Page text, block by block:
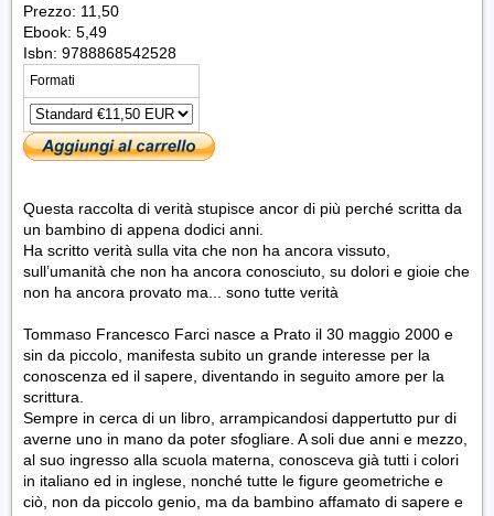
Prezzo: 11,50
Ebook: 5,49
Isbn: 9788868542528
Formati
Questa raccolta di verità stupisce ancor di più perché scritta da
un bambino di appena dodici anni.
Ha scritto verità sulla vita che non ha ancora vissuto,
sull’umanità che non ha ancora conosciuto, su dolori e gioie che
non ha ancora provato ma... sono tutte verità
Tommaso Francesco Farci nasce a Prato il 30 maggio 2000 e
sin da piccolo, manifesta subito un grande interesse per la
conoscenza ed il sapere, diventando in seguito amore per la
scrittura.
Sempre in cerca di un libro, arrampicandosi dappertutto pur di
averne uno in mano da poter sfogliare. A soli due anni e mezzo,
al suo ingresso alla scuola materna, conosceva già tutti i colori
in italiano ed in inglese, nonché tutte le figure geometriche e
ciò, non da piccolo genio, ma da bambino affamato di sapere e